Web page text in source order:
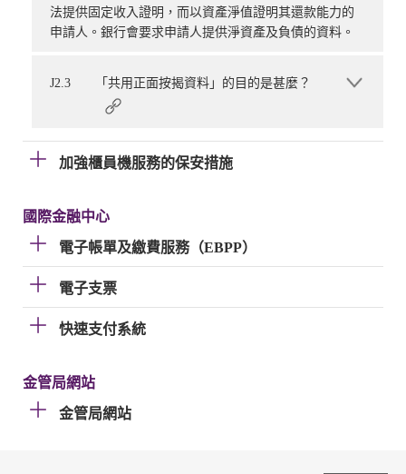
法提供固定收入證明，而以資產淨值證明其還款能力的
申請人。銀行會要求申請人提供淨資產及負債的資料。
J2.3 「共用正面按揭資料」的目的是甚麼？
加強櫃員機服務的保安措施
國際金融中心
電子帳單及繳費服務（EBPP）
電子支票
快速支付系統
金管局網站
金管局網站